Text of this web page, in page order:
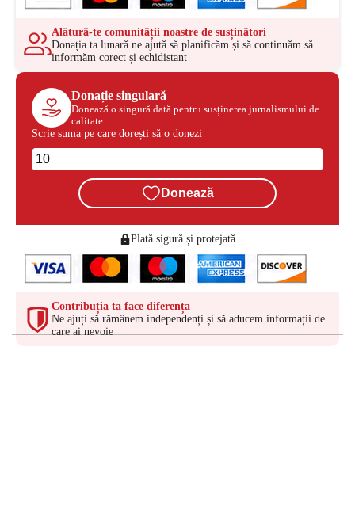
Alătură-te comunității noastre de susținători
Donația ta lunară ne ajută să planificăm și să continuăm să
informăm corect și echidistant
Donație singulară
Donează o singură dată pentru susținerea jurnalismului de
calitate
Scrie suma pe care dorești să o donezi
Donează
Plată sigură și protejată
Contribuția ta face diferența
Ne ajuți să rămânem independenți și să aducem informații de
care ai nevoie